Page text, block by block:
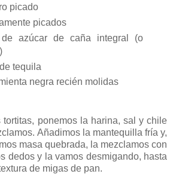
picado
picados
de azúcar de caña integral (o
tequila
negra recién molidas
ponemos la harina, sal y chile
Añadimos la mantequilla fría y,
masa quebrada, la mezclamos con
dedos y la vamos desmigando, hasta
de migas de pan.